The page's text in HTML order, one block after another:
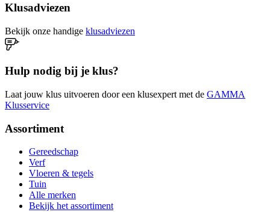
Klusadviezen
Bekijk onze handige klusadviezen
Hulp nodig bij je klus?
Laat jouw klus uitvoeren door een klusexpert met de GAMMA
Klusservice
Assortiment
Gereedschap
Verf
Vloeren & tegels
Tuin
Alle merken
Bekijk het assortiment